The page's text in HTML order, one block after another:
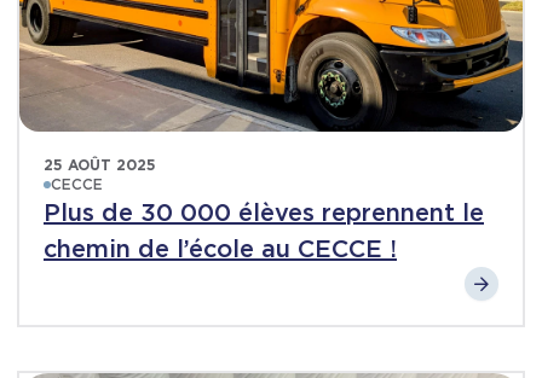
25 AOÛT 2025
CECCE
Plus de 30 000 élèves reprennent le
chemin de l’école au CECCE !